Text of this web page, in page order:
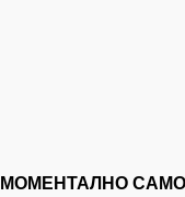
МОМЕНТАЛНО